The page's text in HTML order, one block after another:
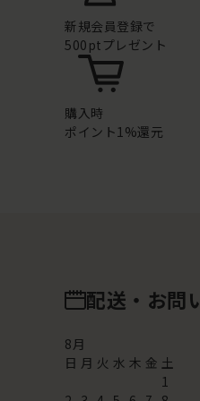
新規会員登録で
500ptプレゼント
購入時
ポイント1%還元
配送・お問
8月
日 月 火 水 木 金 土
1